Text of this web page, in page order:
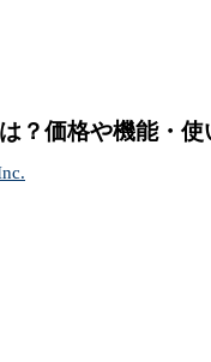
？価格や機能・使